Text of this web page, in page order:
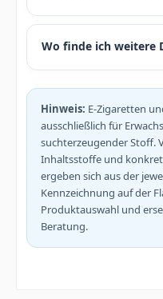
Wo finde ich weitere
Hinweis: E-Zigaretten
ausschließlich für
suchterzeugender Stoff.
Inhaltsstoffe und
ergeben sich aus der
Kennzeichnung auf der
Produktauswahl und
Beratung.